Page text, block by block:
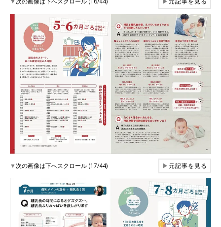
▼次の画像は下へスクロール (17/44) ▶元記事を見る